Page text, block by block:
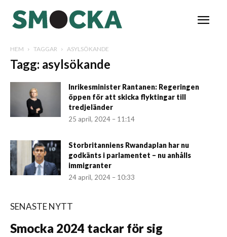
HEM TAGGAR ASYLSÖKANDE
Tagg: asylsökande
Inrikesminister Rantanen: Regeringen
öppen för att skicka flyktingar till
tredjeländer
25 april, 2024 – 11:14
Storbritanniens Rwandaplan har nu
godkänts i parlamentet – nu anhålls
immigranter
24 april, 2024 – 10:33
SENASTE NYTT
Smocka 2024 tackar för sig